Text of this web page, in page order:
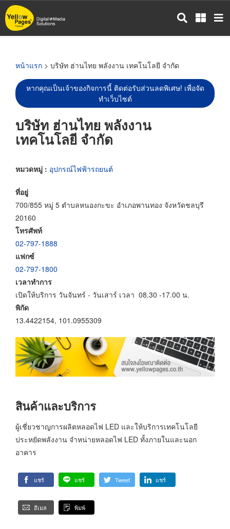
ข้าม
ไป
หน้าแรก > บริษัท ฮ่านไทย พลังงาน เทคโนโลยี จำกัด
หากคุณเป็นเจ้าของกิจการนี้ ติดต่อรับส่วนลดพิเศษ! เพื่อจัด
ทำเว็บไซต์
บริษัท ฮ่านไทย พลังงาน
เทคโนโลยี จำกัด
หมวดหมู่ : อุปกรณ์ไฟฟ้ารถยนต์
ที่อยู่
700/855 หมู่ 5 ตำบลหนองกะขะ อำเภอพานทอง จังหวัดชลบุรี
20160
โทรศัพท์
02-797-1888
แฟกซ์
02-797-1800
เวลาทำการ
เปิดให้บริการ วันจันทร์ - วันเสาร์ เวลา 08.30 -17.00 น.
พิกัด
13.4422154, 101.0955309
สินค้าและบริการ
ผู้เชี่ยวชาญการผลิตหลอดไฟ LED และให้บริการเทคโนโลยี
ประหยัดพลังงาน จำหน่ายหลอดไฟ LED ทั้งภายในและนอก
อาคาร
แชร์ แชร์ Tweet แชร์
อีเมล พิมพ์